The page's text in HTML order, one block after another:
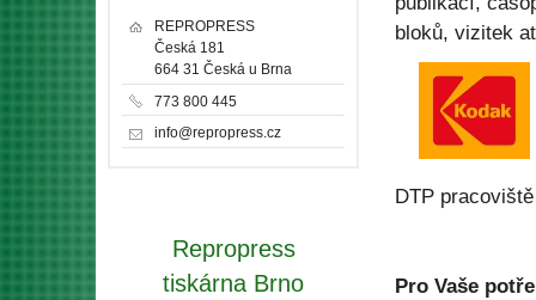
bloků, vizitek
DTP
Pro Vaše
REPROPRESS
Česká 181
664 31 Česká u Brna
773 800 445
info@repropress.cz
Repropress
tiskárna Brno